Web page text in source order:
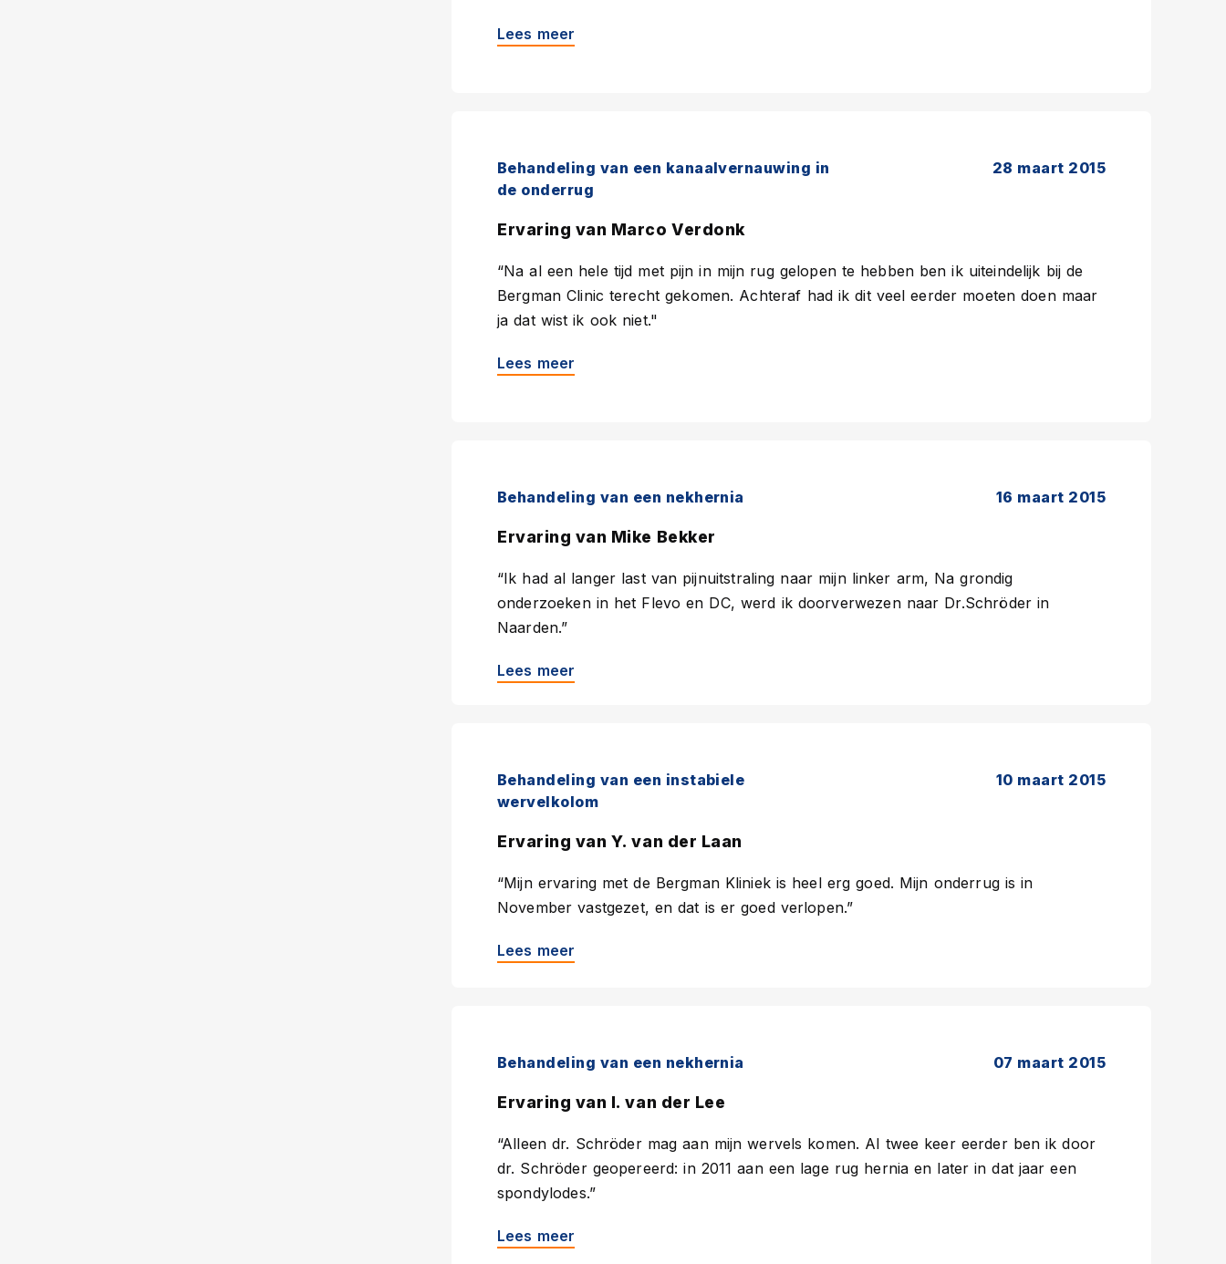
Lees meer
Behandeling van een kanaalvernauwing in
de onderrug
28 maart 2015
Ervaring van Marco Verdonk
“Na al een hele tijd met pijn in mijn rug gelopen te hebben ben ik uiteindelijk bij de
Bergman Clinic terecht gekomen. Achteraf had ik dit veel eerder moeten doen maar
ja dat wist ik ook niet."
Lees meer
Behandeling van een nekhernia 16 maart 2015
Ervaring van Mike Bekker
“Ik had al langer last van pijnuitstraling naar mijn linker arm, Na grondig
onderzoeken in het Flevo en DC, werd ik doorverwezen naar Dr.Schröder in
Naarden.”
Lees meer
Behandeling van een instabiele
wervelkolom
10 maart 2015
Ervaring van Y. van der Laan
“Mijn ervaring met de Bergman Kliniek is heel erg goed. Mijn onderrug is in
November vastgezet, en dat is er goed verlopen.”
Lees meer
Behandeling van een nekhernia 07 maart 2015
Ervaring van I. van der Lee
“Alleen dr. Schröder mag aan mijn wervels komen. Al twee keer eerder ben ik door
dr. Schröder geopereerd: in 2011 aan een lage rug hernia en later in dat jaar een
spondylodes.”
Lees meer